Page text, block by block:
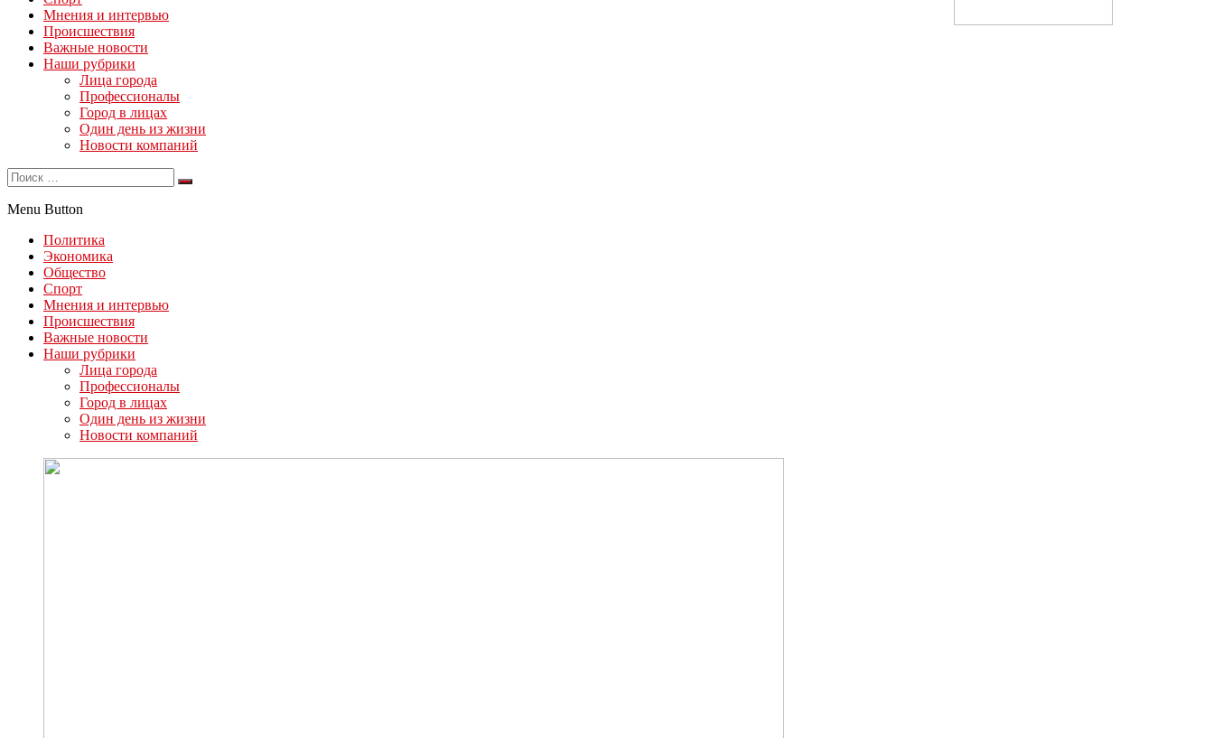
Мнения и интервью
Происшествия
Важные новости
Наши рубрики
Лица города
Профессионалы
Город в лицах
Один день из жизни
Новости компаний
Menu Button
Политика
Экономика
Общество
Спорт
Мнения и интервью
Происшествия
Важные новости
Наши рубрики
Лица города
Профессионалы
Город в лицах
Один день из жизни
Новости компаний